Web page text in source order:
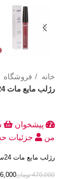
خانه فروشگاه
رژلب مایع مات 24ساعته 5میلی لیتر- شماره 21
پیشخوان
من
جزئیات
رژلب مایع مات 24ساعته 5میلی لیتر- شماره 21
470,000 تومان